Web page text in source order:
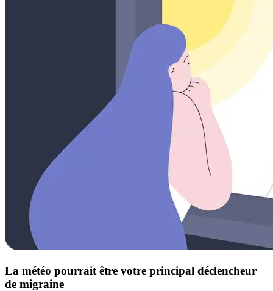
La météo pourrait être votre principal déclencheur
de migraine